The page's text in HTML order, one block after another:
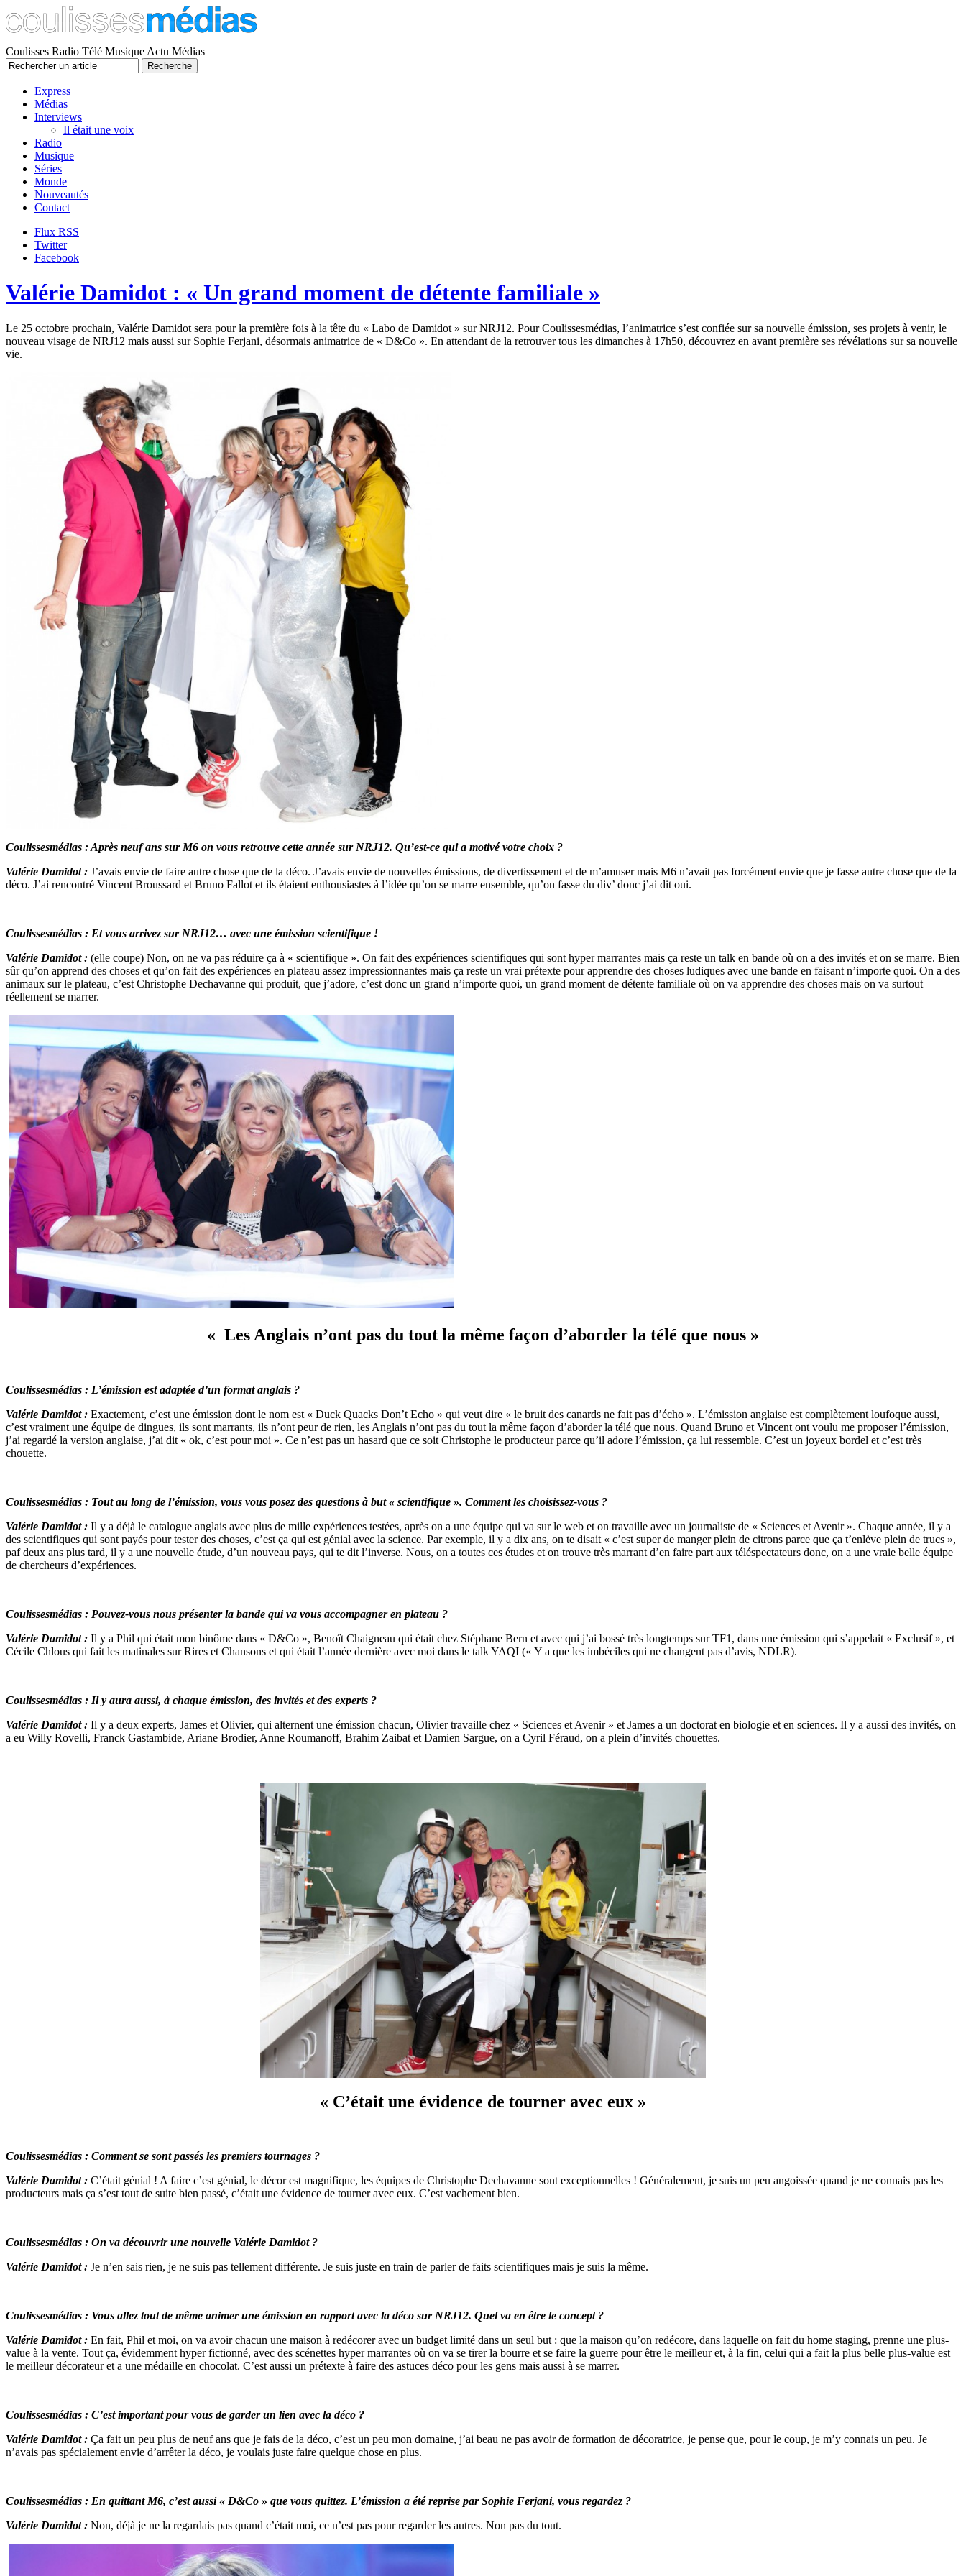
Coulisses Radio Télé Musique Actu Médias
Express
Médias
Interviews
Il était une voix
Radio
Musique
Séries
Monde
Nouveautés
Contact
Flux RSS
Twitter
Facebook
Valérie Damidot : « Un grand moment de détente familiale »
Le 25 octobre prochain, Valérie Damidot sera pour la première fois à la tête du « Labo de Damidot » sur NRJ12. Pour Coulissesmédias, l’animatrice s’est confiée sur sa nouvelle émission, ses projets à venir, le
nouveau visage de NRJ12 mais aussi sur Sophie Ferjani, désormais animatrice de « D&Co ». En attendant de la retrouver tous les dimanches à 17h50, découvrez en avant première ses révélations sur sa nouvelle
vie.
Coulissesmédias : Après neuf ans sur M6 on vous retrouve cette année sur NRJ12. Qu’est-ce qui a motivé votre choix ?
Valérie Damidot : J’avais envie de faire autre chose que de la déco. J’avais envie de nouvelles émissions, de divertissement et de m’amuser mais M6 n’avait pas forcément envie que je fasse autre chose que de la
déco. J’ai rencontré Vincent Broussard et Bruno Fallot et ils étaient enthousiastes à l’idée qu’on se marre ensemble, qu’on fasse du div’ donc j’ai dit oui.
Coulissesmédias : Et vous arrivez sur NRJ12… avec une émission scientifique !
Valérie Damidot : (elle coupe) Non, on ne va pas réduire ça à « scientifique ». On fait des expériences scientifiques qui sont hyper marrantes mais ça reste un talk en bande où on a des invités et on se marre. Bien
sûr qu’on apprend des choses et qu’on fait des expériences en plateau assez impressionnantes mais ça reste un vrai prétexte pour apprendre des choses ludiques avec une bande en faisant n’importe quoi. On a des
animaux sur le plateau, c’est Christophe Dechavanne qui produit, que j’adore, c’est donc un grand n’importe quoi, un grand moment de détente familiale où on va apprendre des choses mais on va surtout
réellement se marrer.
« Les Anglais n’ont pas du tout la même façon d’aborder la télé que nous »
Coulissesmédias : L’émission est adaptée d’un format anglais ?
Valérie Damidot : Exactement, c’est une émission dont le nom est « Duck Quacks Don’t Echo » qui veut dire « le bruit des canards ne fait pas d’écho ». L’émission anglaise est complètement loufoque aussi,
c’est vraiment une équipe de dingues, ils sont marrants, ils n’ont peur de rien, les Anglais n’ont pas du tout la même façon d’aborder la télé que nous. Quand Bruno et Vincent ont voulu me proposer l’émission,
j’ai regardé la version anglaise, j’ai dit « ok, c’est pour moi ». Ce n’est pas un hasard que ce soit Christophe le producteur parce qu’il adore l’émission, ça lui ressemble. C’est un joyeux bordel et c’est très
chouette.
Coulissesmédias : Tout au long de l’émission, vous vous posez des questions à but « scientifique ». Comment les choisissez-vous ?
Valérie Damidot : Il y a déjà le catalogue anglais avec plus de mille expériences testées, après on a une équipe qui va sur le web et on travaille avec un journaliste de « Sciences et Avenir ». Chaque année, il y a
des scientifiques qui sont payés pour tester des choses, c’est ça qui est génial avec la science. Par exemple, il y a dix ans, on te disait « c’est super de manger plein de citrons parce que ça t’enlève plein de trucs »,
paf deux ans plus tard, il y a une nouvelle étude, d’un nouveau pays, qui te dit l’inverse. Nous, on a toutes ces études et on trouve très marrant d’en faire part aux téléspectateurs donc, on a une vraie belle équipe
de chercheurs d’expériences.
Coulissesmédias : Pouvez-vous nous présenter la bande qui va vous accompagner en plateau ?
Valérie Damidot : Il y a Phil qui était mon binôme dans « D&Co », Benoît Chaigneau qui était chez Stéphane Bern et avec qui j’ai bossé très longtemps sur TF1, dans une émission qui s’appelait « Exclusif », et
Cécile Chlous qui fait les matinales sur Rires et Chansons et qui était l’année dernière avec moi dans le talk YAQI (« Y a que les imbéciles qui ne changent pas d’avis, NDLR).
Coulissesmédias : Il y aura aussi, à chaque émission, des invités et des experts ?
Valérie Damidot : Il y a deux experts, James et Olivier, qui alternent une émission chacun, Olivier travaille chez « Sciences et Avenir » et James a un doctorat en biologie et en sciences. Il y a aussi des invités, on
a eu Willy Rovelli, Franck Gastambide, Ariane Brodier, Anne Roumanoff, Brahim Zaibat et Damien Sargue, on a Cyril Féraud, on a plein d’invités chouettes.
« C’était une évidence de tourner avec eux »
Coulissesmédias : Comment se sont passés les premiers tournages ?
Valérie Damidot : C’était génial ! A faire c’est génial, le décor est magnifique, les équipes de Christophe Dechavanne sont exceptionnelles ! Généralement, je suis un peu angoissée quand je ne connais pas les
producteurs mais ça s’est tout de suite bien passé, c’était une évidence de tourner avec eux. C’est vachement bien.
Coulissesmédias : On va découvrir une nouvelle Valérie Damidot ?
Valérie Damidot : Je n’en sais rien, je ne suis pas tellement différente. Je suis juste en train de parler de faits scientifiques mais je suis la même.
Coulissesmédias : Vous allez tout de même animer une émission en rapport avec la déco sur NRJ12. Quel va en être le concept ?
Valérie Damidot : En fait, Phil et moi, on va avoir chacun une maison à redécorer avec un budget limité dans un seul but : que la maison qu’on redécore, dans laquelle on fait du home staging, prenne une plus-
value à la vente. Tout ça, évidemment hyper fictionné, avec des scénettes hyper marrantes où on va se tirer la bourre et se faire la guerre pour être le meilleur et, à la fin, celui qui a fait la plus belle plus-value est
le meilleur décorateur et a une médaille en chocolat. C’est aussi un prétexte à faire des astuces déco pour les gens mais aussi à se marrer.
Coulissesmédias : C’est important pour vous de garder un lien avec la déco ?
Valérie Damidot : Ça fait un peu plus de neuf ans que je fais de la déco, c’est un peu mon domaine, j’ai beau ne pas avoir de formation de décoratrice, je pense que, pour le coup, je m’y connais un peu. Je
n’avais pas spécialement envie d’arrêter la déco, je voulais juste faire quelque chose en plus.
Coulissesmédias : En quittant M6, c’est aussi « D&Co » que vous quittez. L’émission a été reprise par Sophie Ferjani, vous regardez ?
Valérie Damidot : Non, déjà je ne la regardais pas quand c’était moi, ce n’est pas pour regarder les autres. Non pas du tout.